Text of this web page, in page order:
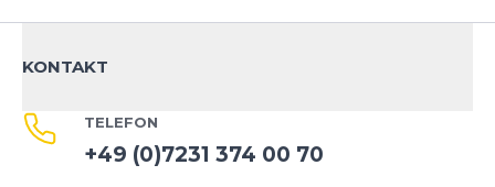
KONTAKT
TELEFON
+49 (0)7231 374 00 70